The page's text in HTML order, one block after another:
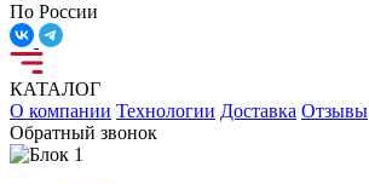
По России
КАТАЛОГ
О компании Технологии Доставка Отзывы
Обратный звонок